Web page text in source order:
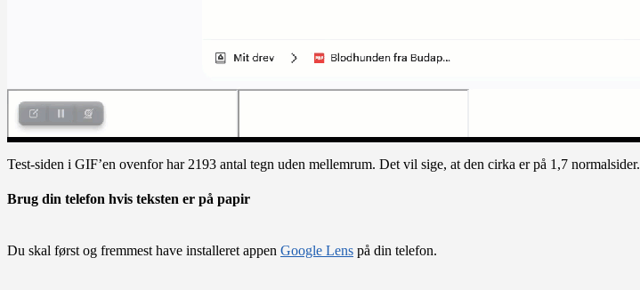
Test-siden i GIF’en ovenfor har 2193 antal tegn uden mellemrum. Det vil sige, at den cirka er på 1,7 normalsider.
Brug din telefon hvis teksten er på papir
Du skal først og fremmest have installeret appen Google Lens på din telefon.